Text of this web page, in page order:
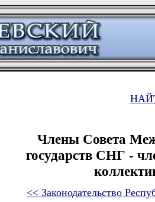
Члены Совета
государств СНГ -
<< Законодательство